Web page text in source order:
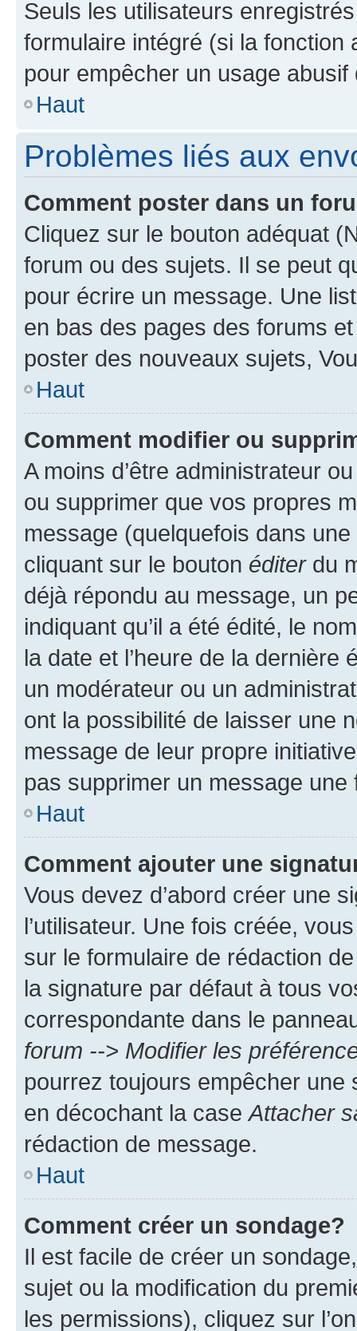
Seuls les utilisateurs
formulaire intégré (si la fonction
pour empêcher un usage
Haut
Problèmes liés aux
Comment poster dans un
Cliquez sur le bouton adéquat
forum ou des sujets. Il se peut
pour écrire un message. Une
en bas des pages des forums
poster des nouveaux sujets,
Haut
Comment modifier ou
A moins d’être administrateur
ou supprimer que vos propres
message (quelquefois dans
cliquant sur le bouton éditerdu
déjà répondu au message, un
indiquant qu’il a été édité, le
la date et l’heure de la dernière
un modérateur ou un
ont la possibilité de laisser une
message de leur propre
pas supprimer un message une
Haut
Comment ajouter une
Vous devez d’abord créer une
l’utilisateur. Une fois créée,
sur le formulaire de rédaction
la signature par défaut à tous
correspondante dans le
forum --> Modifier les
pourrez toujours empêcher une
en décochant la case Attacher
rédaction de message.
Haut
Comment créer un sondage?
Il est facile de créer un
sujet ou la modification du
les permissions), cliquez sur